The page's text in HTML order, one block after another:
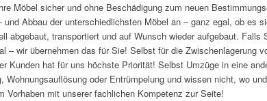
Möbel sicher und ohne Beschädigung zum neuen
und Abbau der unterschiedlichsten Möbel an – ganz egal, ob es
abgebaut, transportiert und auf Wunsch wieder aufgebaut.
– wir übernehmen das für Sie! Selbst für die Zwischenlagerung
Kunden hat für uns höchste Priorität! Selbst Umzüge in eine
Wohnungsauflösung oder Entrümpelung und wissen nicht, wo
Vorhaben mit unserer fachlichen Kompetenz zur Seite!